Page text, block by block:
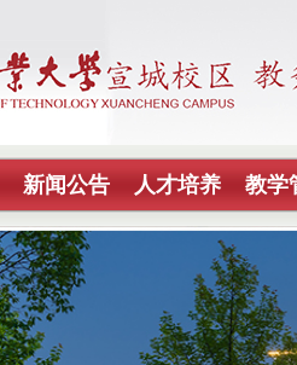
新闻公告 人才培养 教学